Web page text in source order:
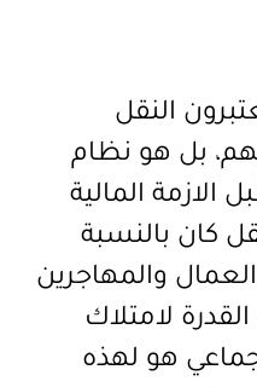
النقل
بل هو نظام
الازمة المالية
كان بالنسبة
والمهاجرين
لامتلاك
هو لهذه